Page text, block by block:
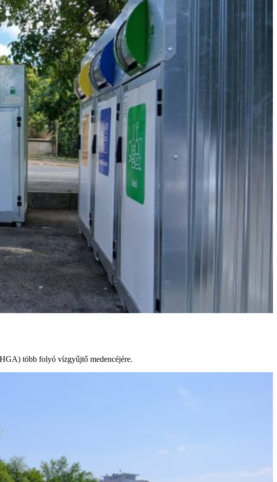
több folyó vízgyűjtő medencéjére.